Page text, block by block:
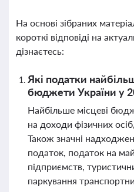
На основі зібраних
короткі відповіді на
дізнаєтесь:
Які податки
бюджети України у
Найбільше місцеві
на доходи фізичних
Також значні
податок, податок на
підприємств,
паркування